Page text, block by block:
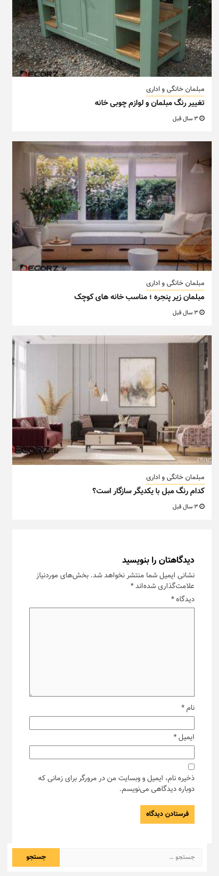
مبلمان خانگی و اداری
تغییر رنگ مبلمان و لوازم چوبی خانه
مبلمان خانگی و اداری
مبلمان زیر پنجره ؛ مناسب خانه های کوچک
مبلمان خانگی و اداری
کدام رنگ مبل با یکدیگر سازگار است؟
دیدگاهتان را بنویسید
نشانی ایمیل شما منتشر نخواهد شد. بخش‌های موردنیاز
علامت‌گذاری شده‌اند*
دیدگاه*
نام*
ایمیل*
ذخیره نام، ایمیل و وبسایت من در مرورگر برای زمانی که
دوباره دیدگاهی می‌نویسم.
جستجو
برای: